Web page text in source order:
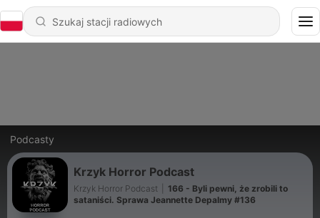
Podcasty
Krzyk Horror Podcast
Krzyk Horror Podcast
166 - Byli pewni, że zrobili to
sataniści. Sprawa Jeannette Depalmy #136